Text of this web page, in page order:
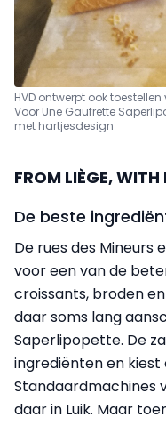
HVD ontwerpt ook
Voor Une Gaufrette
met hartjesdesign
FROM LIÈGE, WITH
De beste
De rues des Mineurs
voor een van de
croissants, broden
daar soms lang
Saperlipopette. De
ingrediënten en
Standaardmachines
daar in Luik. Maar